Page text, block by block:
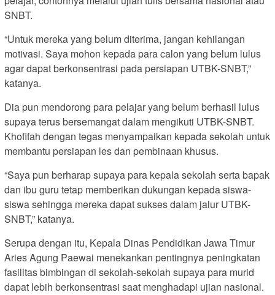
SNBT.
“Untuk mereka yang belum diterima, jangan kehilangan
motivasi. Saya mohon kepada para calon yang belum lulus
agar dapat berkonsentrasi pada persiapan UTBK-SNBT,”
katanya.
Dia pun mendorong para pelajar yang belum berhasil lulus
supaya terus bersemangat dalam mengikuti UTBK-SNBT.
Khofifah dengan tegas menyampaikan kepada sekolah untuk
membantu persiapan les dan pembinaan khusus.
“Saya pun berharap supaya para kepala sekolah serta bapak
dan ibu guru tetap memberikan dukungan kepada siswa-
siswa sehingga mereka dapat sukses dalam jalur UTBK-
SNBT,” katanya.
Serupa dengan itu, Kepala Dinas Pendidikan Jawa Timur
Aries Agung Paewai menekankan pentingnya peningkatan
fasilitas bimbingan di sekolah-sekolah supaya para murid
dapat lebih berkonsentrasi saat menghadapi ujian nasional.